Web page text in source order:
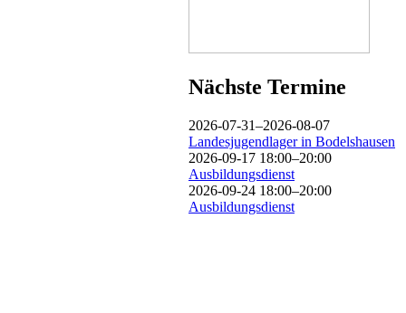
Nächste Termine
2026-07-31–2026-08-07
Landesjugendlager in Bodelshausen
2026-09-17 18:00–20:00
Ausbildungsdienst
2026-09-24 18:00–20:00
Ausbildungsdienst